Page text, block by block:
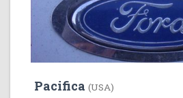
Pacifica (USA)